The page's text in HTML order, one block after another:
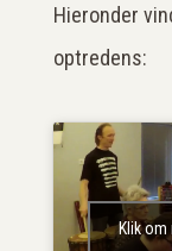
Hieronder
optredens:
Klik